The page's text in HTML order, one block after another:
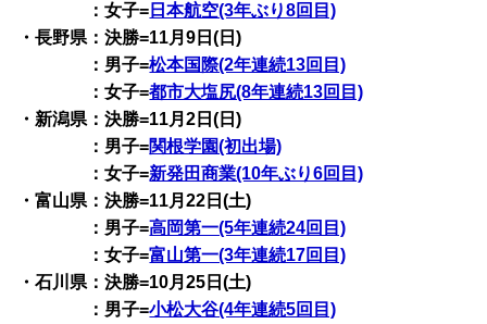
：女子= 日本航空(3年ぶり8回目)
・長野県：決勝=11月9日(日)
：男子=松本国際(2年連続13回目)
：女子=都市大塩尻(8年連続13回目)
・新潟県：決勝=11月2日(日)
：男子=関根学園(初出場)
：女子=新発田商業(10年ぶり6回目)
・富山県：決勝=11月22日(土)
：男子=高岡第一(5年連続24回目)
：女子=富山第一(3年連続17回目)
・石川県：決勝=10月25日(土)
：男子=小松大谷(4年連続5回目)